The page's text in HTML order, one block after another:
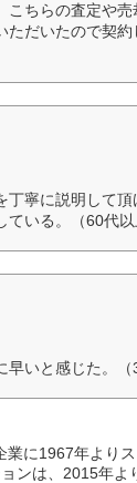
ちらの査定や
ただいたので契
寧に説明して頂
いる。（60代以
いと感じた。（
に1967年より
ンは、2015年よ